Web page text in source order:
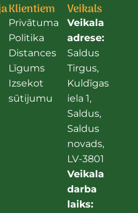
Klientiem
Privātuma
Politika
Distances
Līgums
Izsekot
sūtijumu
Veikals
Veikala
adrese:
Saldus
Tirgus,
Kuldīgas
iela 1,
Saldus,
Saldus
novads,
LV-3801
Veikala
darba
laiks: